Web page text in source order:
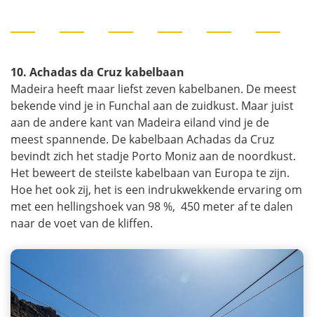
10. Achadas da Cruz kabelbaan
Madeira heeft maar liefst zeven kabelbanen. De meest
bekende vind je in Funchal aan de zuidkust. Maar juist
aan de andere kant van Madeira eiland vind je de
meest spannende. De kabelbaan Achadas da Cruz
bevindt zich het stadje Porto Moniz aan de noordkust.
Het beweert de steilste kabelbaan van Europa te zijn.
Hoe het ook zij, het is een indrukwekkende ervaring om
met een hellingshoek van 98 %, 450 meter af te dalen
naar de voet van de kliffen.